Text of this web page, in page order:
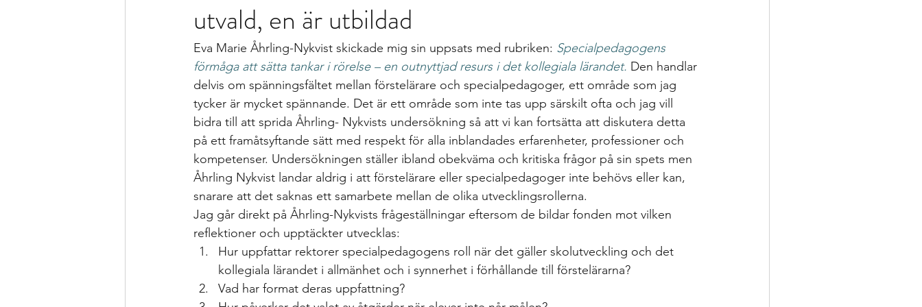
Formativ bedömning som förhållnings differentierad undervisning
Kollegialt lärande Istället för elevärenden till elevh material Nationella prov Ledarskap
specialpedagogen och försteläraren Skoldebatt Relationellt och kategoriskt perspe Stödinsatser
Strategier för att träna och kompen uppgifter The Agency for Special Needs and In Återkoppling för utveckling
Bedömning och betygssättning Beprövad erfarenhet
utvald, en är utbildad
Eva Marie Åhrling-Nykvist skickade mig sin uppsats med rubriken: Specialpedagogens
förmåga att sätta tankar i rörelse – en outnyttjad resurs i det kollegiala lärandet. Den handlar
delvis om spänningsfältet mellan förstelärare och specialpedagoger, ett område som jag
tycker är mycket spännande. Det är ett område som inte tas upp särskilt ofta och jag vill
bidra till att sprida Åhrling- Nykvists undersökning så att vi kan fortsätta att diskutera detta
på ett framåtsyftande sätt med respekt för alla inblandades erfarenheter, professioner och
kompetenser. Undersökningen ställer ibland obekväma och kritiska frågor på sin spets men
Åhrling Nykvist landar aldrig i att förstelärare eller specialpedagoger inte behövs eller kan,
snarare att det saknas ett samarbete mellan de olika utvecklingsrollerna.
Jag går direkt på Åhrling-Nykvists frågeställningar eftersom de bildar fonden mot vilken
reflektioner och upptäckter utvecklas:
Hur uppfattar rektorer specialpedagogens roll när det gäller skolutveckling och det
kollegiala lärandet i allmänhet och i synnerhet i förhållande till förstelärarna?
Vad har format deras uppfattning?